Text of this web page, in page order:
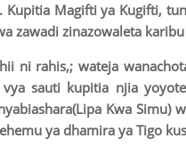
Kupitia Magifti ya Kugifti,
zawadi zinazowaleta
ni rahis,; wateja
vya sauti kupitia njia
Kwa
ya dhamira ya Tigo